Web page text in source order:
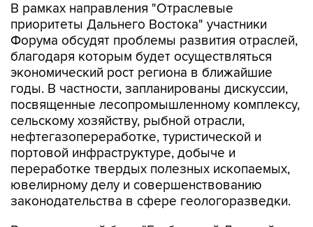
В рамках направления "Отраслевые
приоритеты Дальнего Востока" участники
Форума обсудят проблемы развития отраслей,
благодаря которым будет осуществляться
экономический рост региона в ближайшие
годы. В частности, запланированы дискуссии,
посвященные лесопромышленному комплексу,
сельскому хозяйству, рыбной отрасли,
нефтегазопереработке, туристической и
портовой инфраструктуре, добыче и
переработке твердых полезных ископаемых,
ювелирному делу и совершенствованию
законодательства в сфере геологоразведки.